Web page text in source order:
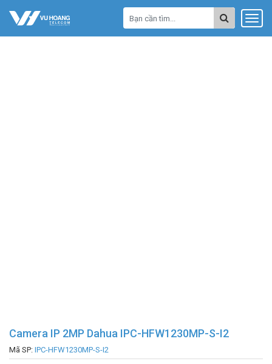
Camera IP 2MP Dahua IPC-HFW1230MP-S-I2
Mã SP: IPC-HFW1230MP-S-I2